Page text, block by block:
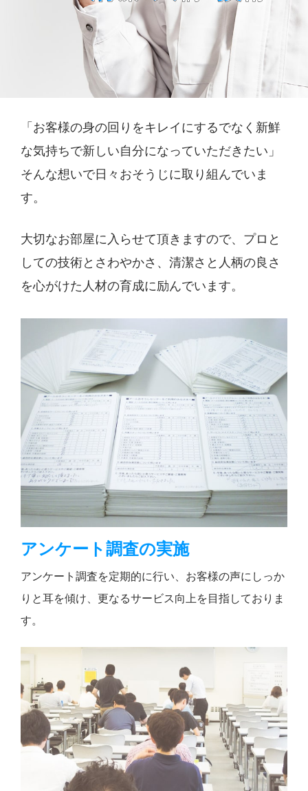
「お客様の身の回りをキレイにするでなく 新鮮
な気持ちで新しい自分になっていただきたい」
そんな想いで日々おそうじに取り組んでいま
す。
大切なお部屋に入らせて頂きますので、 プロと
しての技術とさわやかさ、清潔さと人柄の良さ
を心がけた人材の育成に励んでいます。
アンケート調査の実施
アンケート調査を定期的に行い、お客様の声にしっか
りと耳を傾け、更なるサービス向上を目指しておりま
す。